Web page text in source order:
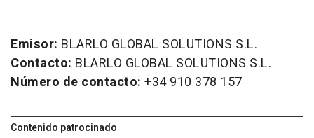
Emisor: BLARLO GLOBAL SOLUTIONS S.L.
Contacto: BLARLO GLOBAL SOLUTIONS S.L.
Número de contacto: +34 910 378 157
Contenido patrocinado